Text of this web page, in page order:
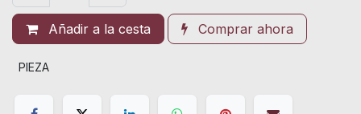
Añadir a la cesta Comprar ahora
PIEZA